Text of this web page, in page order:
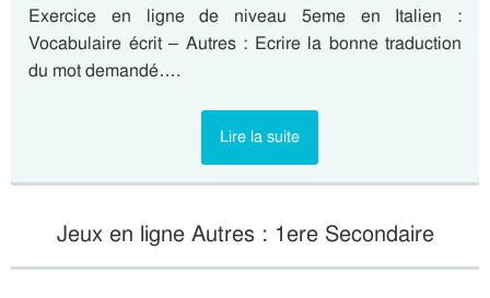
Exercice en ligne de niveau 5eme en Italien :
Vocabulaire écrit – Autres : Ecrire la bonne traduction
du mot demandé….
Lire la suite
Jeux en ligne Autres : 1ere Secondaire